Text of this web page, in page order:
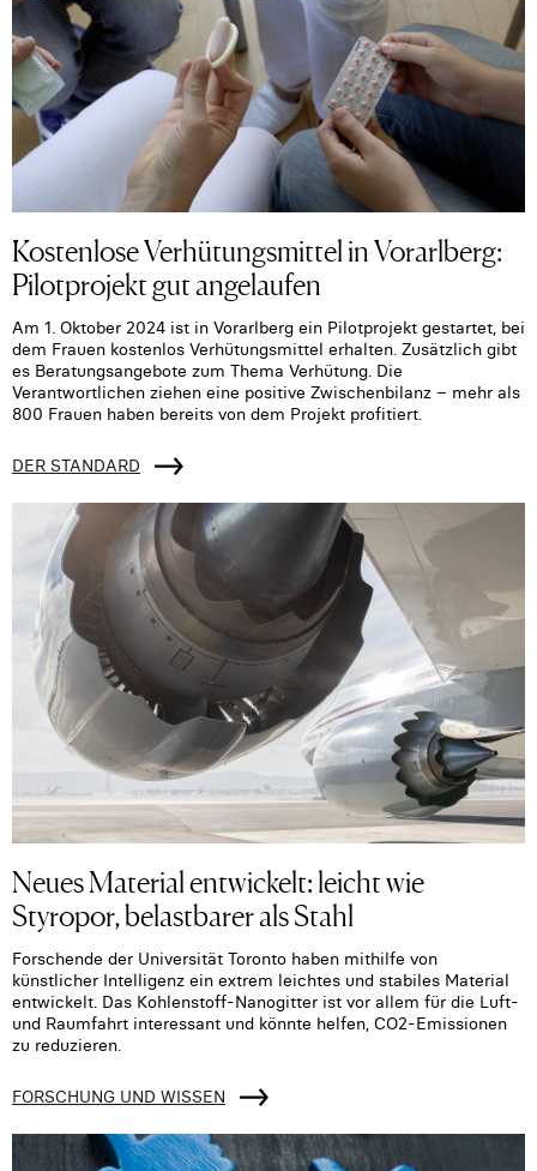
Kostenlose Verhütungsmittel in Vorarlberg:
Pilotprojekt gut angelaufen
Am 1. Oktober 2024 ist in Vorarlberg ein Pilotprojekt gestartet, bei
dem Frauen kostenlos Verhütungsmittel erhalten. Zusätzlich gibt
es Beratungsangebote zum Thema Verhütung. Die
Verantwortlichen ziehen eine positive Zwischenbilanz – mehr als
800 Frauen haben bereits von dem Projekt profitiert.
DER STANDARD
Neues Material entwickelt: leicht wie
Styropor, belastbarer als Stahl
Forschende der Universität Toronto haben mithilfe von
künstlicher Intelligenz ein extrem leichtes und stabiles Material
entwickelt. Das Kohlenstoff-Nanogitter ist vor allem für die Luft-
und Raumfahrt interessant und könnte helfen, CO2-Emissionen
zu reduzieren.
FORSCHUNG UND WISSEN